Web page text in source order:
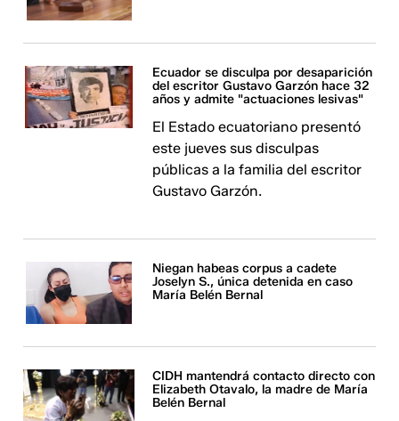
Ecuador se disculpa por desaparición
del escritor Gustavo Garzón hace 32
años y admite "actuaciones lesivas"
El Estado ecuatoriano presentó
este jueves sus disculpas
públicas a la familia del escritor
Gustavo Garzón.
Niegan habeas corpus a cadete
Joselyn S., única detenida en caso
María Belén Bernal
CIDH mantendrá contacto directo con
Elizabeth Otavalo, la madre de María
Belén Bernal